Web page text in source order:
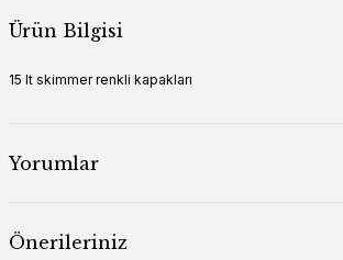
Ürün Bilgisi
15 lt skimmer renkli kapakları
Yorumlar
Önerileriniz